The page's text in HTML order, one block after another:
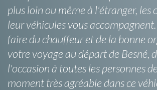
plus loin ou même à l'étranger, les
leur véhicules vous
faire du chauffeur et de la bonne
votre voyage au départ de Besné,
l'occasion à toutes les personnes
moment très agréable dans ce